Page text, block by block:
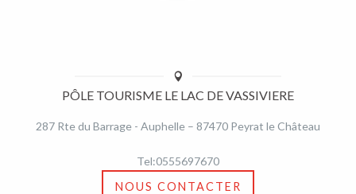
PÔLE TOURISME LE LAC DE VASSIVIERE
287 Rte du Barrage - Auphelle – 87470 Peyrat le Château
Tel:0555697670
NOUS CONTACTER